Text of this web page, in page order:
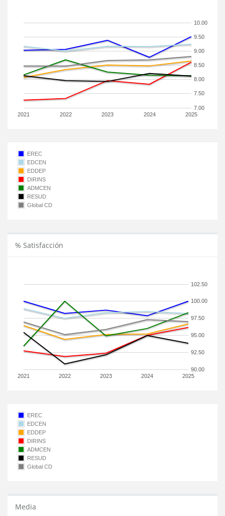
2021 2022 2023 2024 2025
7.00
7.50
8.00
8.50
9.00
9.50
10.00
EREC
EDCEN
EDDEP
DIRINS
ADMCEN
RESUD
Global CD
% Satisfacción
2021 2022 2023 2024 2025
90.00
92.50
95.00
97.50
100.00
102.50
EREC
EDCEN
EDDEP
DIRINS
ADMCEN
RESUD
Global CD
Media